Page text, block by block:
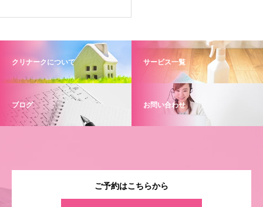
クリナークについて サービス一覧
ブログ お問い合わせ
ご予約はこちらから